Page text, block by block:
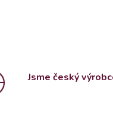
Jsme český